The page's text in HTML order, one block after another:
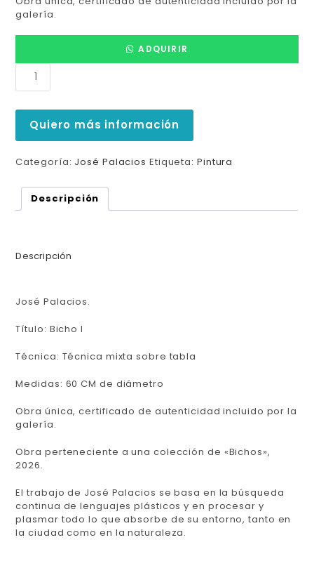
galería.
ADQUIRIR
Quiero más información
Categoría: José Palacios Etiqueta: Pintura
Descripción
Descripción
José Palacios.
Título: Bicho I
Técnica: Técnica mixta sobre tabla
Medidas: 60 CM de diámetro
Obra única, certificado de autenticidad incluido por la
galería.
Obra perteneciente a una colección de «Bichos»,
2026.
El trabajo de José Palacios se basa en la búsqueda
continua de lenguajes plásticos y en procesar y
plasmar todo lo que absorbe de su entorno, tanto en
la ciudad como en la naturaleza.